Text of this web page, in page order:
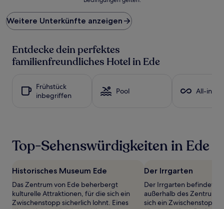
Preis
pro
Nacht,
den
letzten
einen
gefunden
wurde.
und
Verfügbarkeiten
können
sich
Weitere Unterkünfte anzeigen
Entdecke dein perfektes
familienfreundliches Hotel in Ede
Frühstück
inbegriffen
Pool All-
Top-Sehenswürdigkeiten in Ede
Historisches Museum Ede
Das Zentrum von Ede beherbergt
kulturelle Attraktionen, für die sich ein
Zwischenstopp sicherlich lohnt. Eines
Der Irrgarten
Der Irrgarten befindet
außerhalb des Zentrums
sich ein Zwischenstopp